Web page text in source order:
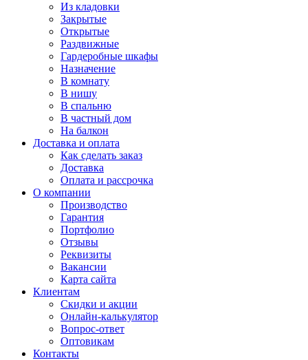
Из кладовки
Закрытые
Открытые
Раздвижные
Гардеробные шкафы
Назначение
В комнату
В нишу
В спальню
В частный дом
На балкон
Доставка и оплата
Как сделать заказ
Доставка
Оплата и рассрочка
О компании
Производство
Гарантия
Портфолио
Отзывы
Реквизиты
Вакансии
Карта сайта
Клиентам
Скидки и акции
Онлайн-калькулятор
Вопрос-ответ
Оптовикам
Контакты